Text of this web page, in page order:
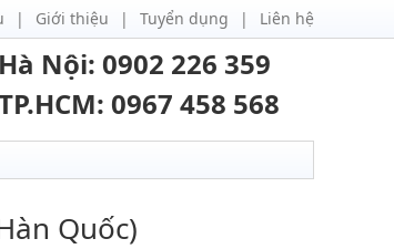
Giới thiệu Tuyển dụng Liên hệ
Hà Nội: 0902 226 359
0967 458 568
Quốc)